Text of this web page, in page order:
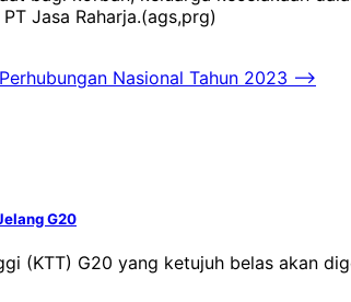
Jasa Raharja.(ags,prg)
Nasional Tahun 2023 ⟶
G20
(KTT) G20 yang ketujuh belas akan